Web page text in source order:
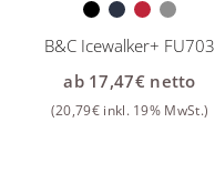
B&C Icewalker+ FU703
ab 17,47€netto
(20,79€ inkl. 19% MwSt.)